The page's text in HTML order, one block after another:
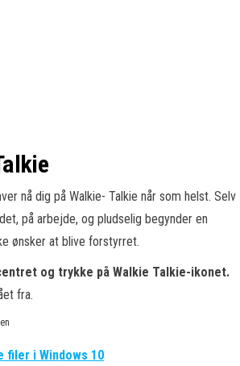
nå dig på Walkie- Talkie når som helst. Selv
på arbejde, og pludselig begynder en
ønsker at blive forstyrret.
og trykke på Walkie Talkie-ikonet.
fra.
i Windows 10